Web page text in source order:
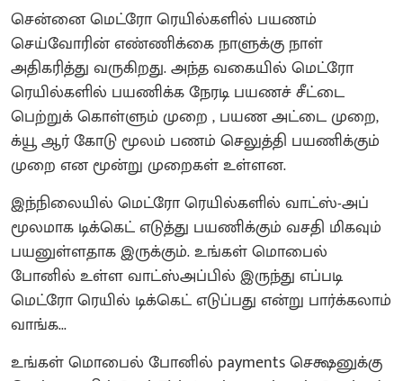
சென்னை மெட்ரோ ரெயில்களில் பயணம்
செய்வோரின் எண்ணிக்கை நாளுக்கு நாள்
அதிகரித்து வருகிறது. அந்த வகையில் மெட்ரோ
ரெயில்களில் பயணிக்க நேரடி பயணச் சீட்டை
பெற்றுக் கொள்ளும் முறை , பயண அட்டை முறை,
க்யூ ஆர் கோடு மூலம் பணம் செலுத்தி பயணிக்கும்
முறை என மூன்று முறைகள் உள்ளன.
இந்நிலையில் மெட்ரோ ரெயில்களில் வாட்ஸ்-அப்
மூலமாக டிக்கெட் எடுத்து பயணிக்கும் வசதி மிகவும்
பயனுள்ளதாக இருக்கும். உங்கள் மொபைல்
போனில் உள்ள வாட்ஸ்அப்பில் இருந்து எப்படி
மெட்ரோ ரெயில் டிக்கெட் எடுப்பது என்று பார்க்கலாம்
வாங்க...
உங்கள் மொபைல் போனில் payments செக்ஷனுக்கு